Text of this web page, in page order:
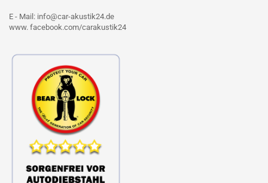
E - Mail: info@car-akustik24.de
www. facebook.com/carakustik24